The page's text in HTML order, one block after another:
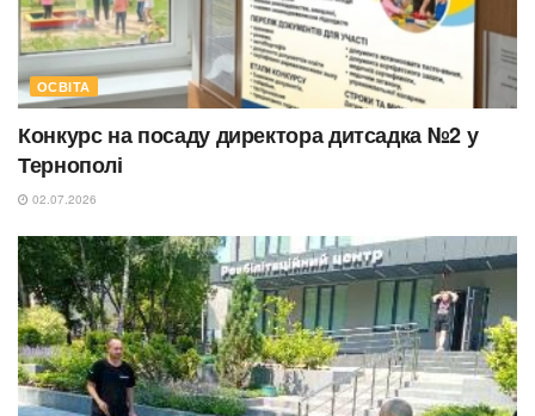
ОСВІТА
Конкурс на посаду директора дитсадка №2 у
Тернополі
02.07.2026